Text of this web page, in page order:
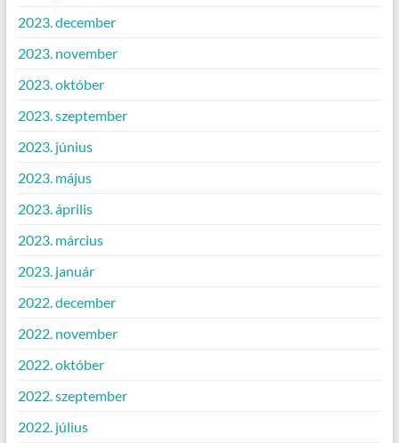
2023. december
2023. november
2023. október
2023. szeptember
2023. június
2023. május
2023. április
2023. március
2023. január
2022. december
2022. november
2022. október
2022. szeptember
2022. július